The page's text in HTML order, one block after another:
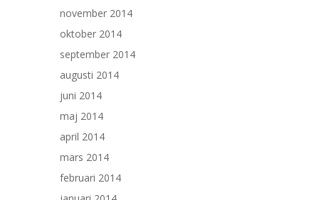
november 2014
oktober 2014
september 2014
augusti 2014
juni 2014
maj 2014
april 2014
mars 2014
februari 2014